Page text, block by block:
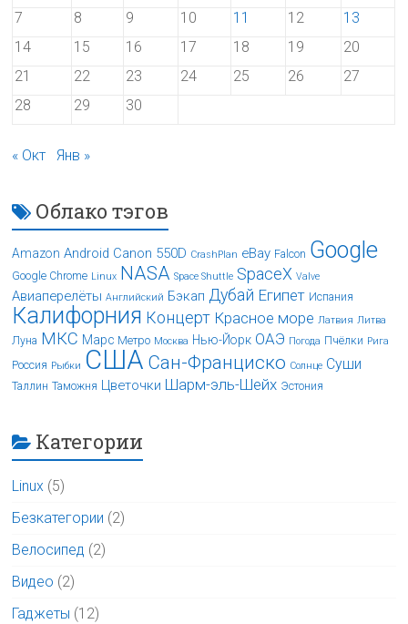
7
8 9 10 11 12
13
14
15 16 17 18 19
20
21
22 23 24 25 26
27
28
29 30
« Окт Янв »
Облако тэгов
Amazon Android Canon 550D CrashPlan eBay Falcon Google
Google Chrome Linux NASA Space Shuttle SpaceX Valve
Авиаперелёты Английский Бэкап Дубай Египет Испания
Калифорния Концерт Красное море Латвия Литва
Луна МКС Марс Метро Москва Нью-Йорк ОАЭ Погода Пчёлки Рига
Россия Рыбки США Сан-Франциско Солнце Суши
Таллин Таможня Цветочки Шарм-эль-Шейх Эстония
Категории
Linux (5)
Безкатегории (2)
Велосипед (2)
Видео (2)
Гаджеты (12)